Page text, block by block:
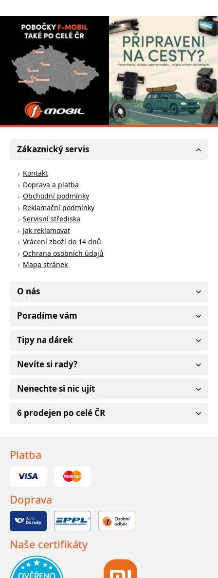
Zákaznický servis
Kontakt
Doprava a platba
Obchodní podmínky
Reklamační podmínky
Servisní střediska
Jak reklamovat
Vrácení zboží do 14 dnů
Ochrana osobních údajů
Mapa stránek
O nás
Poradíme vám
Tipy na dárek
Nevíte si rady?
Nenechte si nic ujít
6 prodejen po celé ČR
Platba
Doprava
Naše certifikáty